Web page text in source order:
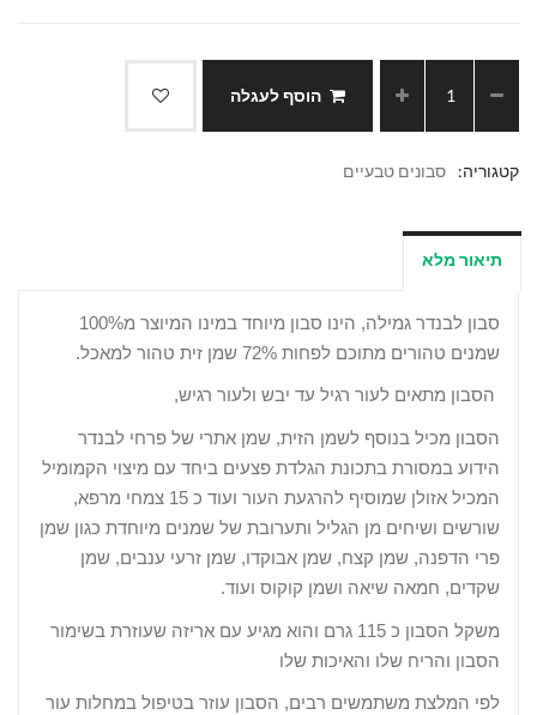
הוסף לעגלה
קטגוריה: סבונים טבעיים
תיאור מלא
סבון לבנדר גמילה, הינו סבון מיוחד במינו המיוצר מ100%
שמנים טהורים מתוכם לפחות 72% שמן זית טהור למאכל.
הסבון מתאים לעור רגיל עד יבש ולעור רגיש,
הסבון מכיל בנוסף לשמן הזית, שמן אתרי של פרחי לבנדר
הידוע במסורת בתכונת הגלדת פצעים ביחד עם מיצוי הקמומיל
המכיל אזולן שמוסיף להרגעת העור ועוד
כ 15 צמחי מרפא,
שורשים ושיחים מן הגליל ותערובת של שמנים מיוחדת כגון שמן
פרי הדפנה, שמן קצח, שמן אבוקדו, שמן זרעי ענבים, שמן
שקדים, חמאה שיאה ושמן קוקוס ועוד.
משקל הסבון כ 115 גרם והוא מגיע עם אריזה שעוזרת בשימור
הסבון והריח שלו והאיכות שלו
לפי המלצת משתמשים רבים, הסבון עוזר בטיפול במחלות עור